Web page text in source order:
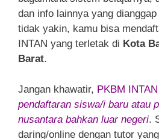
dan info lainnya yang
tidak yakin, kamu bisa
INTAN yang terletak di Kota
Barat.
Jangan khawatir, PKBM INTAN
pendaftaran siswa/i baru atau
nusantara bahkan luar negeri.
daring/online dengan tutor